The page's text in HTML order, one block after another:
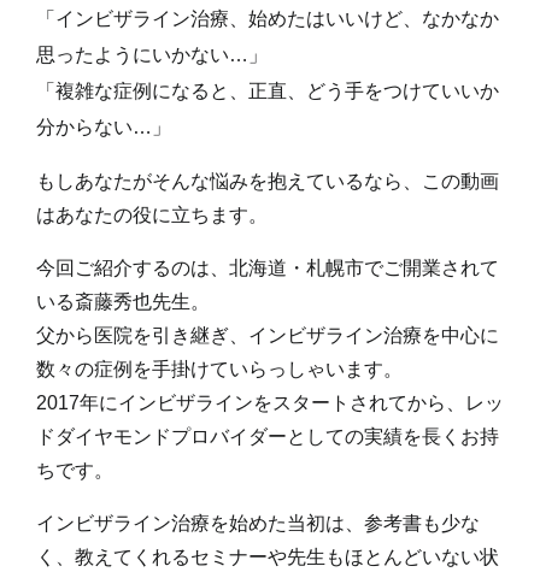
「インビザライン治療、始めたはいいけど、なかなか
思ったようにいかない…」
「複雑な症例になると、正直、どう手をつけていいか
分からない…」
もしあなたがそんな悩みを抱えているなら、この動画
はあなたの役に立ちます。
今回ご紹介するのは、北海道・札幌市でご開業されて
いる斎藤秀也先生。
父から医院を引き継ぎ、インビザライン治療を中心に
数々の症例を手掛けていらっしゃいます。
2017年にインビザラインをスタートされてから、レッ
ドダイヤモンドプロバイダーとしての実績を長くお持
ちです。
インビザライン治療を始めた当初は、参考書も少な
く、教えてくれるセミナーや先生もほとんどいない状